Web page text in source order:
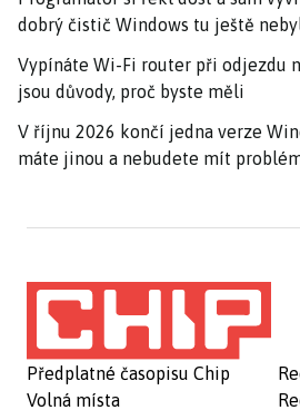
dobrý čistič Windows tu ještě
Vypínáte Wi-Fi router při odjezdu
jsou důvody, proč byste měli
V říjnu 2026 končí jedna verze
máte jinou a nebudete mít
Předplatné časopisu Chip
Volná místa